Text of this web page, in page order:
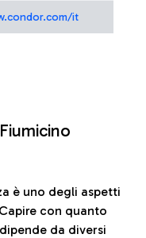
it
è uno degli aspetti
con quanto
da diversi